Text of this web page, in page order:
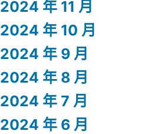
2024 年 11 月
2024 年 10 月
2024 年 9 月
2024 年 8 月
2024 年 7 月
2024 年 6 月